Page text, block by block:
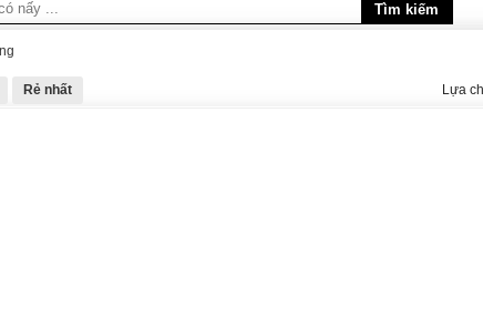
Rẻ nhất Lựa